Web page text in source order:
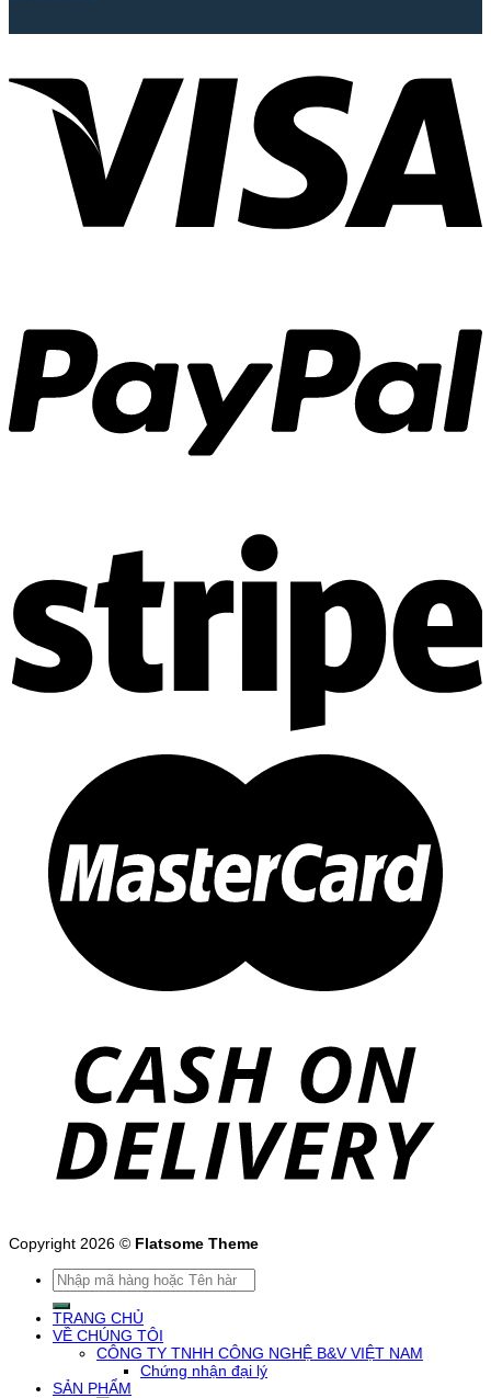
Copyright 2026 © Flatsome Theme
Tìm
kiếm:
TRANG CHỦ
VỀ CHÚNG TÔI
CÔNG TY TNHH CÔNG NGHỆ B&V VIỆT NAM
Chứng nhận đại lý
SẢN PHẨM